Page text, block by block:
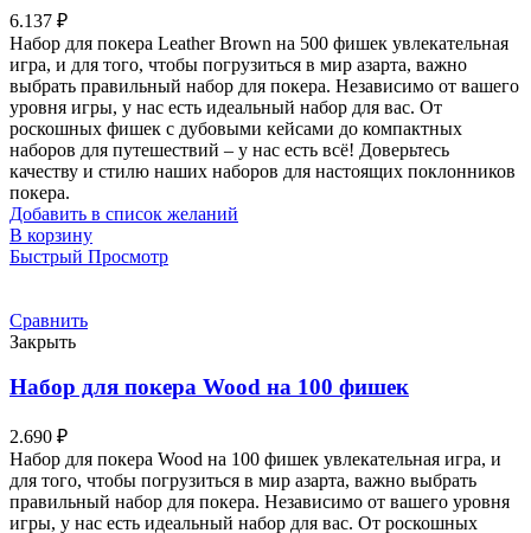
6.137 ₽
Набор для покера Leather Brown на 500 фишек увлекательная
игра, и для того, чтобы погрузиться в мир азарта, важно
выбрать правильный набор для покера. Независимо от вашего
уровня игры, у нас есть идеальный набор для вас. От
роскошных фишек с дубовыми кейсами до компактных
наборов для путешествий – у нас есть всё! Доверьтесь
качеству и стилю наших наборов для настоящих поклонников
покера.
Добавить в список желаний
В корзину
Быстрый Просмотр
Сравнить
Закрыть
Набор для покера Wood на 100 фишек
2.690 ₽
Набор для покера Wood на 100 фишек увлекательная игра, и
для того, чтобы погрузиться в мир азарта, важно выбрать
правильный набор для покера. Независимо от вашего уровня
игры, у нас есть идеальный набор для вас. От роскошных